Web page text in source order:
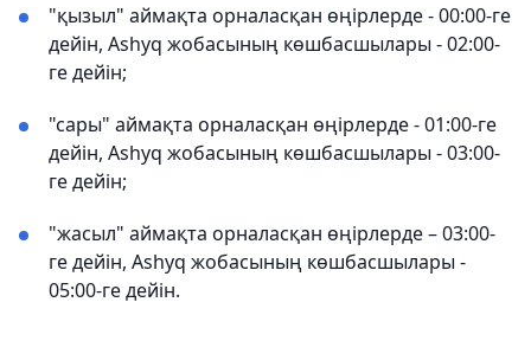
"қызыл" аймақта орналасқан өңірлерде - 00:00-ге
дейін, Ashyq жобасының көшбасшылары - 02:00-
ге дейін;
"сары" аймақта орналасқан өңірлерде - 01:00-ге
дейін, Ashyq жобасының көшбасшылары - 03:00-
ге дейін;
"жасыл" аймақта орналасқан өңірлерде – 03:00-
ге дейін, Ashyq жобасының көшбасшылары -
05:00-ге дейін.